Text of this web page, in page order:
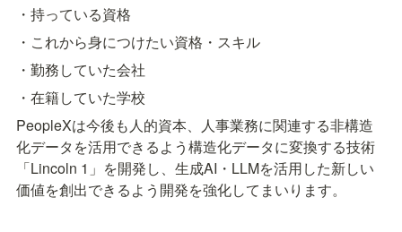
・持っている資格
・これから身につけたい資格・スキル
・勤務していた会社
・在籍していた学校
PeopleXは今後も人的資本、人事業務に関連する非構造
化データを活用できるよう構造化データに変換する技術
「Lincoln 1」を開発し、生成AI・LLMを活用した新しい
価値を創出できるよう開発を強化してまいります。